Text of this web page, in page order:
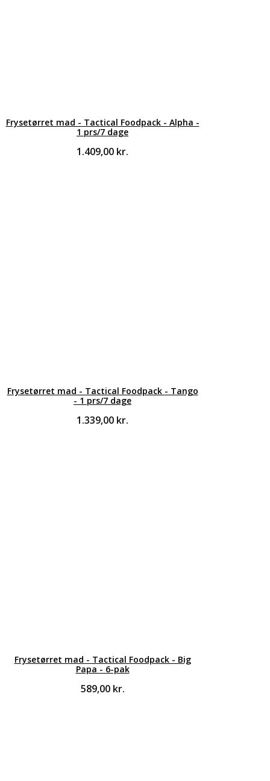
Frysetørret mad - Tactical Foodpack - Alpha -
1 prs/7 dage
1.409,00 kr.
Frysetørret mad - Tactical Foodpack - Tango
- 1 prs/7 dage
1.339,00 kr.
Frysetørret mad - Tactical Foodpack - Big
Papa - 6-pak
589,00 kr.